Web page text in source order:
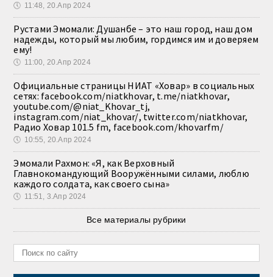
🕔 11:48, 20.Апр 2024
Рустами Эмомали: Душанбе – это наш город, наш дом
надежды, который мы любим, гордимся им и доверяем
ему!
🕔 11:00, 20.Апр 2024
Официальные страницы НИАТ «Ховар» в социальных
сетях: facebook.com/niatkhovar, t.me/niatkhovar,
youtube.com/@niat_Khovar_tj,
instagram.com/niat_khovar/, twitter.com/niatkhovar,
Радио Ховар 101.5 fm, facebook.com/khovarfm/
🕔 10:55, 20.Апр 2024
Эмомали Рахмон: «Я, как Верховный
Главнокомандующий Вооружёнными силами, люблю
каждого солдата, как своего сына»
🕔 11:51, 3.Апр 2024
Все материалы рубрики